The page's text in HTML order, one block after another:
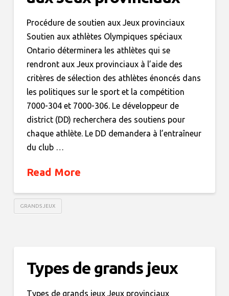
Procédure de soutien aux Jeux provinciaux
Soutien aux athlètes Olympiques spéciaux
Ontario déterminera les athlètes qui se
rendront aux Jeux provinciaux à l’aide des
critères de sélection des athlètes énoncés dans
les politiques sur le sport et la compétition
7000-304 et 7000-306. Le développeur de
district (DD) recherchera des soutiens pour
chaque athlète. Le DD demandera à l’entraîneur
du club …
Read More
GRANDS JEUX
Types de grands jeux
Types de grands jeux Jeux provinciaux